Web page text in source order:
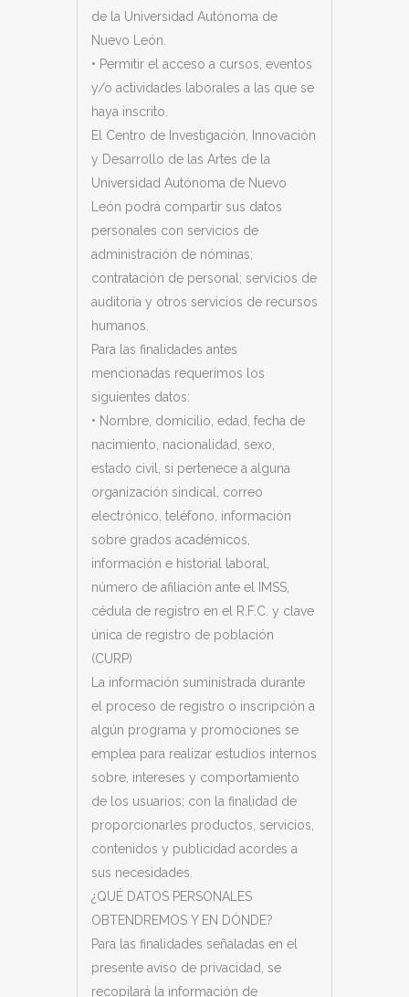
de la Universidad Autónoma de
Nuevo León.
• Permitir el acceso a cursos, eventos
y/o actividades laborales a las que se
haya inscrito.
El Centro de Investigación, Innovación
y Desarrollo de las Artes de la
Universidad Autónoma de Nuevo
León podrá compartir sus datos
personales con servicios de
administración de nóminas;
contratación de personal; servicios de
auditoría y otros servicios de recursos
humanos.
Para las finalidades antes
mencionadas requerimos los
siguientes datos:
• Nombre, domicilio, edad, fecha de
nacimiento, nacionalidad, sexo,
estado civil, si pertenece a alguna
organización sindical, correo
electrónico, teléfono, información
sobre grados académicos,
información e historial laboral,
número de afiliación ante el IMSS,
cédula de registro en el R.F.C. y clave
única de registro de población
(CURP)
La información suministrada durante
el proceso de registro o inscripción a
algún programa y promociones se
emplea para realizar estudios internos
sobre, intereses y comportamiento
de los usuarios; con la finalidad de
proporcionarles productos, servicios,
contenidos y publicidad acordes a
sus necesidades.
¿QUÉ DATOS PERSONALES
OBTENDREMOS Y EN DÓNDE?
Para las finalidades señaladas en el
presente aviso de privacidad, se
recopilará la información de